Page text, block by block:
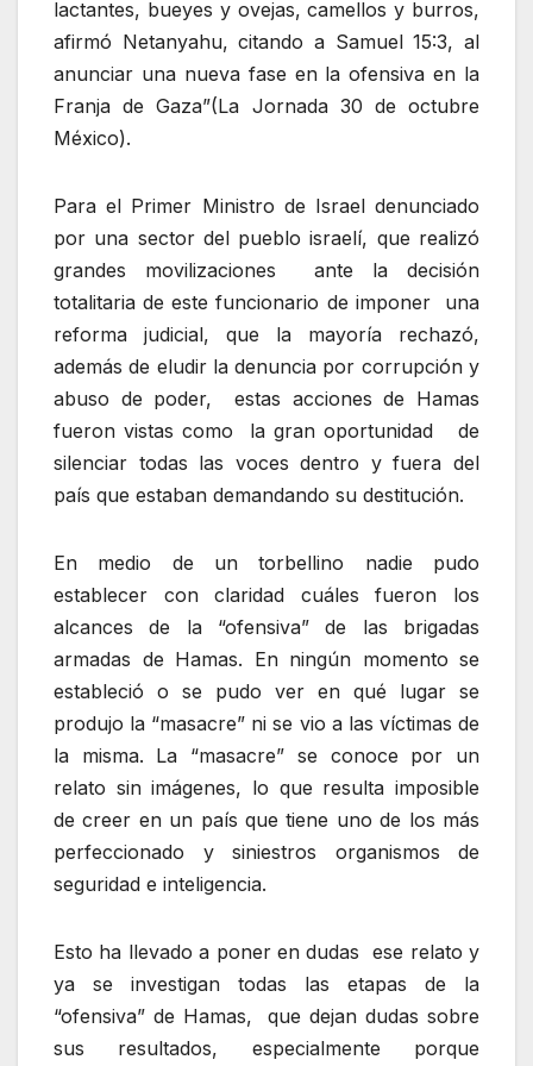
lactantes, bueyes y ovejas, camellos y burros,
afirmó Netanyahu, citando a Samuel 15:3, al
anunciar una nueva fase en la ofensiva en la
Franja de Gaza”(La Jornada 30 de octubre
México).
Para el Primer Ministro de Israel denunciado
por una sector del pueblo israelí, que realizó
grandes movilizaciones ante la decisión
totalitaria de este funcionario de imponer una
reforma judicial, que la mayoría rechazó,
además de eludir la denuncia por corrupción y
abuso de poder, estas acciones de Hamas
fueron vistas como la gran oportunidad de
silenciar todas las voces dentro y fuera del
país que estaban demandando su destitución.
En medio de un torbellino nadie pudo
establecer con claridad cuáles fueron los
alcances de la “ofensiva” de las brigadas
armadas de Hamas. En ningún momento se
estableció o se pudo ver en qué lugar se
produjo la “masacre” ni se vio a las víctimas de
la misma. La “masacre” se conoce por un
relato sin imágenes, lo que resulta imposible
de creer en un país que tiene uno de los más
perfeccionado y siniestros organismos de
seguridad e inteligencia.
Esto ha llevado a poner en dudas ese relato y
ya se investigan todas las etapas de la
“ofensiva” de Hamas, que dejan dudas sobre
sus resultados, especialmente porque